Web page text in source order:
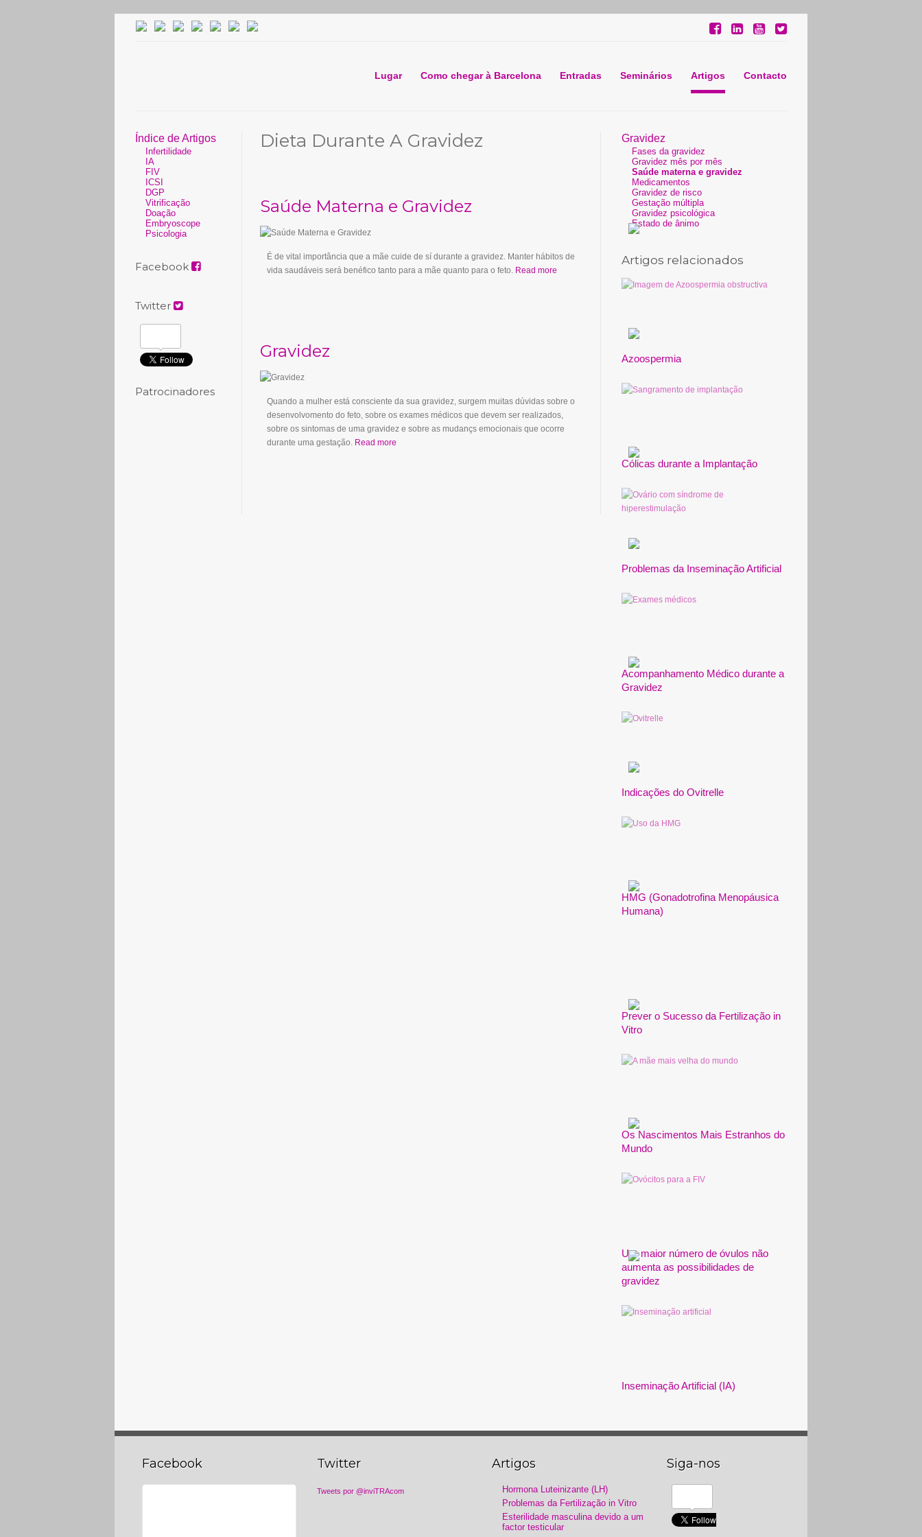
Lugar Como chegar à Barcelona Entradas Seminários Artigos Contacto
Índice de Artigos
Infertilidade
IA
FIV
ICSI
DGP
Vitrificação
Doação
Embryoscope
Psicologia
Facebook
Twitter
Patrocinadores
Dieta Durante A Gravidez
Saúde Materna e Gravidez
É de vital importância que a mãe cuide de sí durante a gravidez. Manter hábitos de
vida saudáveis será benéfico tanto para a mãe quanto para o feto. Read more
Gravidez
Quando a mulher está consciente da sua gravidez, surgem muitas dúvidas sobre o
desenvolvomento do feto, sobre os exames médicos que devem ser realizados,
sobre os sintomas de uma gravidez e sobre as mudançs emocionais que ocorre
durante uma gestação. Read more
Gravidez
Fases da gravidez
Gravidez mês por mês
Saúde materna e gravidez
Medicamentos
Gravidez de risco
Gestação múltipla
Gravidez psicológica
Estado de ânimo
Artigos relacionados
Azoospermia
Cólicas durante a Implantação
Problemas da Inseminação Artificial
Acompanhamento Médico durante a
Gravidez
Indicações do Ovitrelle
HMG (Gonadotrofina Menopáusica
Humana)
Prever o Sucesso da Fertilização in
Vitro
Os Nascimentos Mais Estranhos do
Mundo
Um maior número de óvulos não
aumenta as possibilidades de
gravidez
Inseminação Artificial (IA)
Facebook Twitter
Tweets por @inviTRAcom
Artigos
Hormona Luteinizante (LH)
Problemas da Fertilização in Vitro
Esterilidade masculina devido a um
factor testicular
Siga-nos